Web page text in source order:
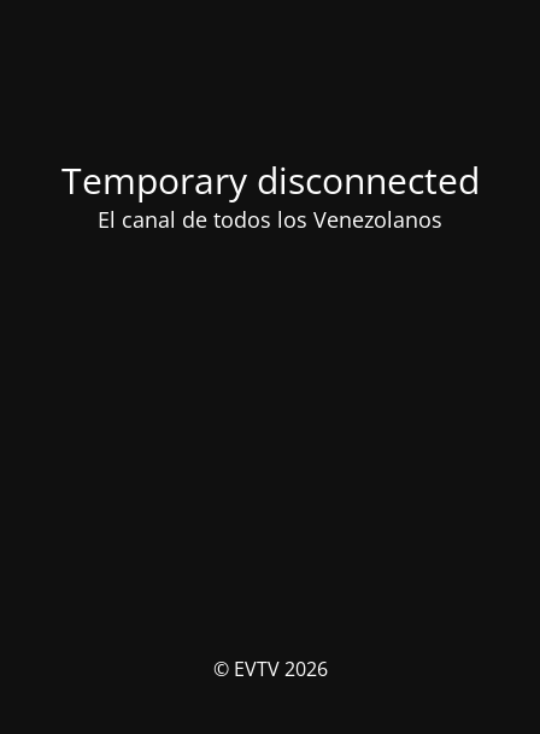
Temporary disconnected
El canal de todos los Venezolanos
© EVTV 2026